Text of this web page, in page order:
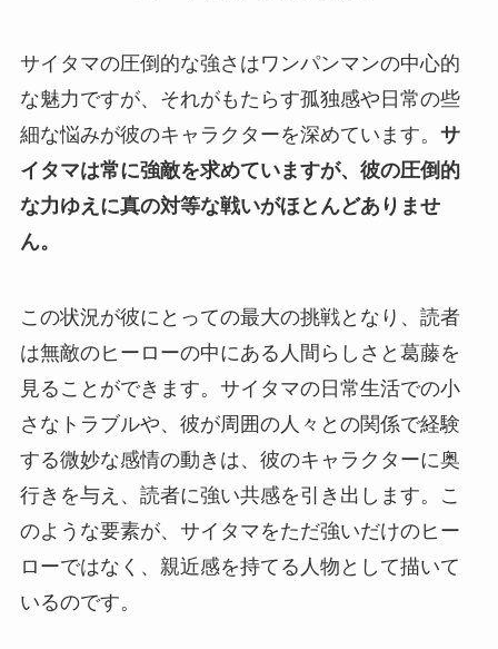
サイタマの圧倒的な強さはワンパンマンの中心的
な魅力ですが、それがもたらす孤独感や日常の些
細な悩みが彼のキャラクターを深めています。 サ
イタマは常に強敵を求めていますが、彼の圧倒的
な力ゆえに真の対等な戦いがほとんどありませ
ん。
この状況が彼にとっての最大の挑戦となり、読者
は無敵のヒーローの中にある人間らしさと葛藤を
見ることができます。サイタマの日常生活での小
さなトラブルや、彼が周囲の人々との関係で経験
する微妙な感情の動きは、彼のキャラクターに奥
行きを与え、読者に強い共感を引き出します。こ
のような要素が、サイタマをただ強いだけのヒー
ローではなく、親近感を持てる人物として描いて
いるのです。